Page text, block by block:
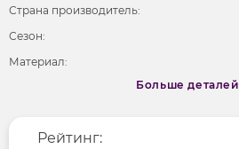
Страна производитель:
Сезон:
Материал:
Фактура материала
Больше деталей
Меньше деталей
Рейтинг: